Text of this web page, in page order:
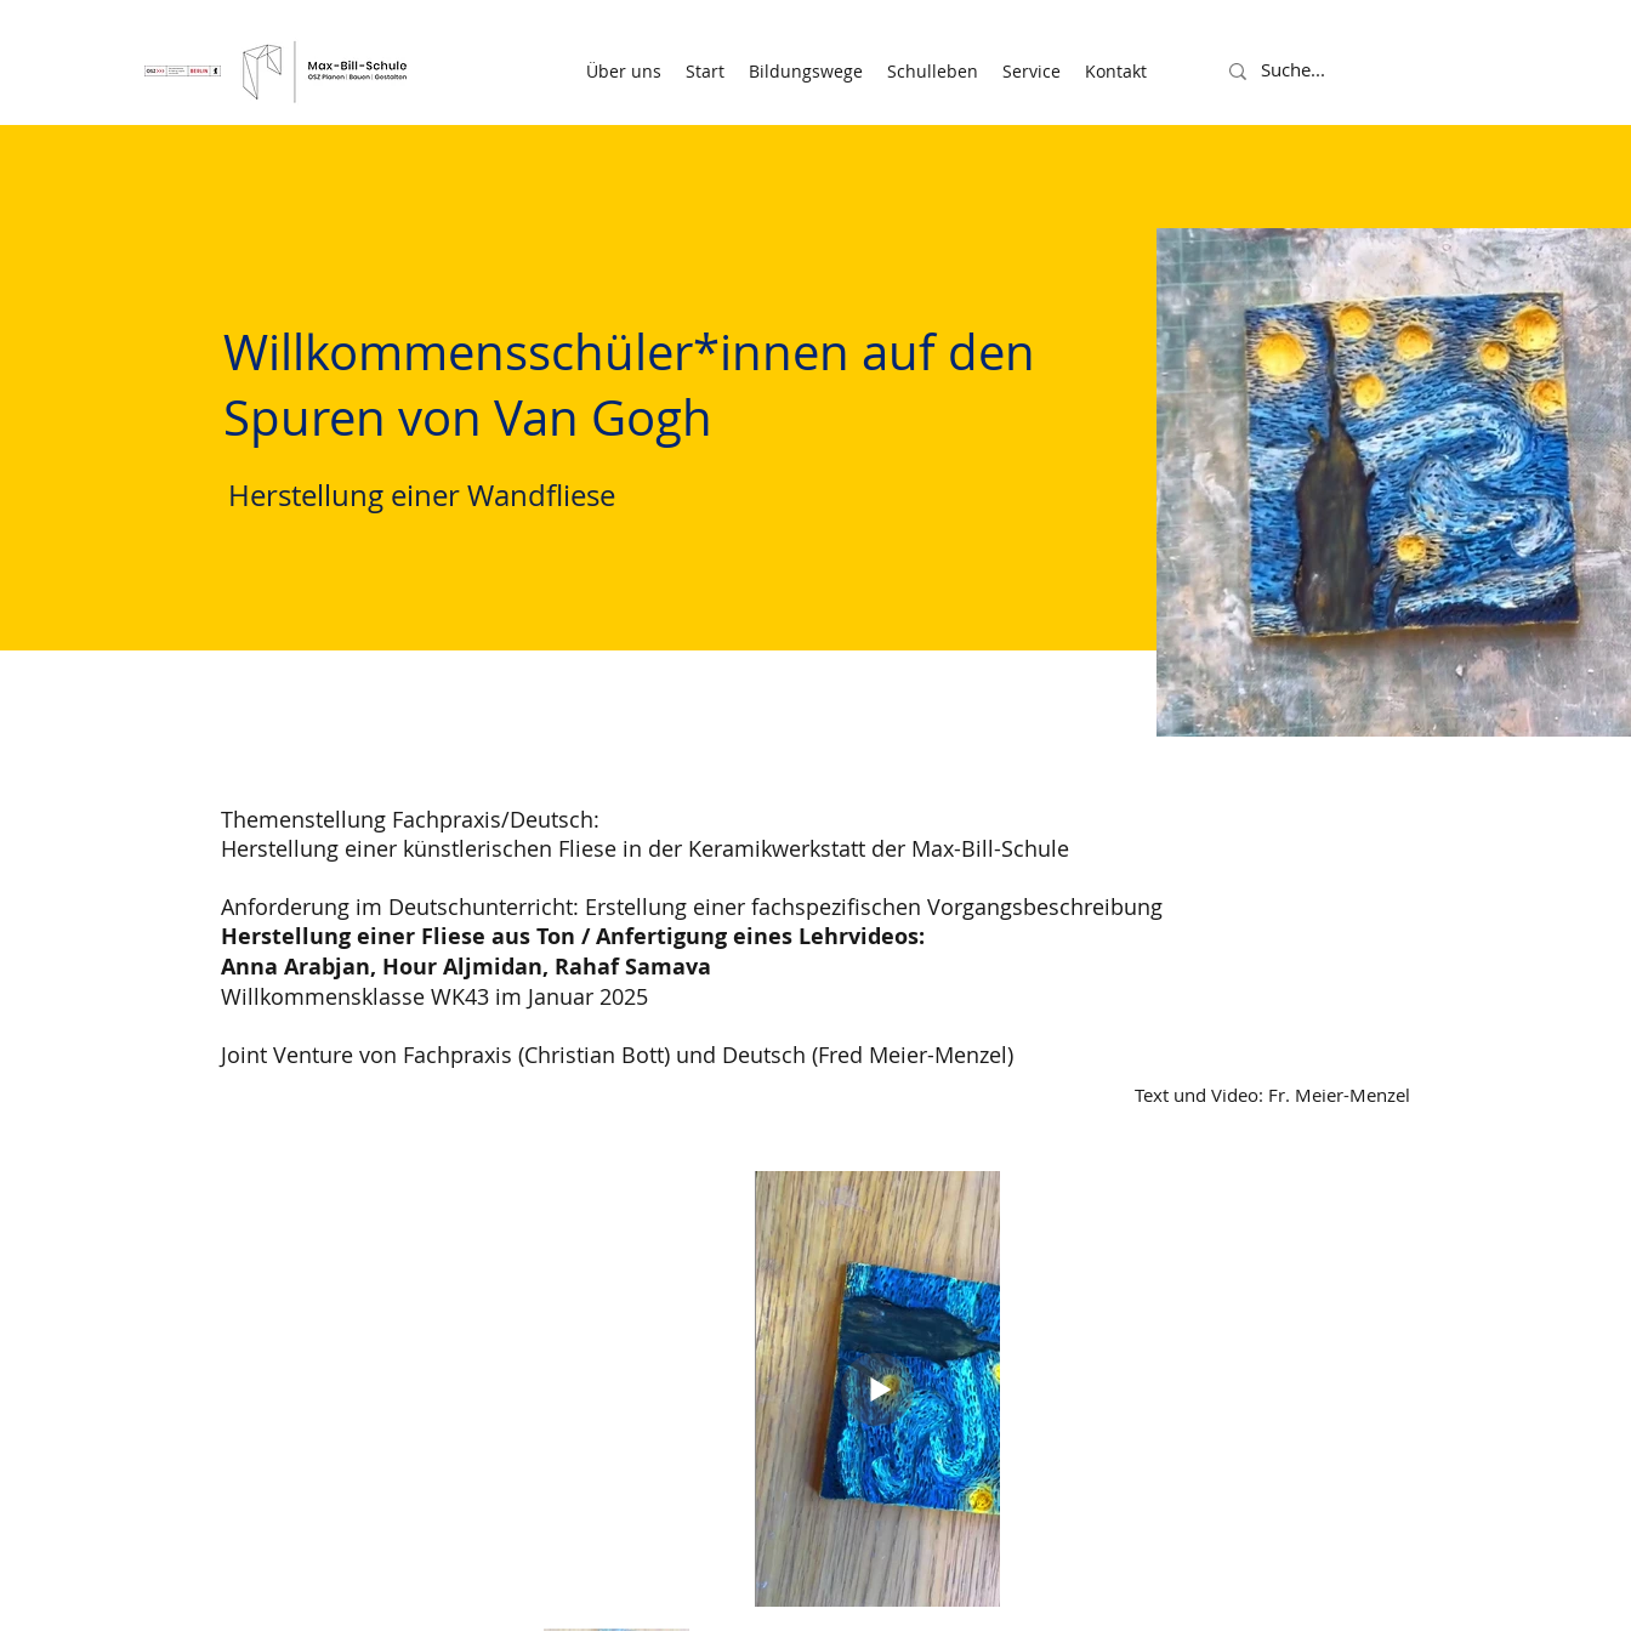
Über uns Start Bildungswege Schulleben Service Kontakt
Willkommensschüler*innen auf den
Spuren von Van Gogh
Herstellung einer Wandfliese
Themenstellung Fachpraxis/Deutsch:
Herstellung einer künstlerischen Fliese in der Keramikwerkstatt der Max-Bill-Schule
Anforderung im Deutschunterricht: Erstellung einer fachspezifischen Vorgangsbeschreibung
Herstellung einer Fliese aus Ton / Anfertigung eines Lehrvideos:
Anna Arabjan, Hour Aljmidan, Rahaf Samava
Willkommensklasse WK43 im Januar 2025
Joint Venture von Fachpraxis (Christian Bott) und Deutsch (Fred Meier-Menzel)
Text und Video: Fr. Meier-Menzel